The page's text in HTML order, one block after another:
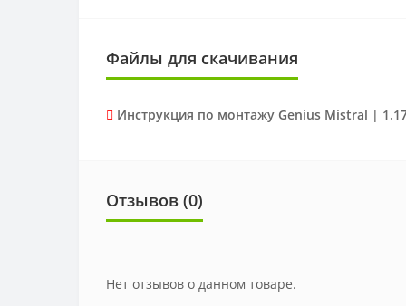
Файлы для скачивания
Инструкция по монтажу Genius Mistral |
Отзывов (0)
Нет отзывов о данном товаре.